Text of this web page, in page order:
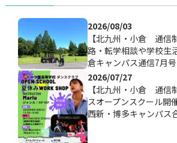
2026/08/03
【北九州・小倉 通信
路・転学相談や学校生
倉キャンパス通信7月
2026/07/27
【北九州・小倉 通信
スオープンスクール
西新・博多キャンパス